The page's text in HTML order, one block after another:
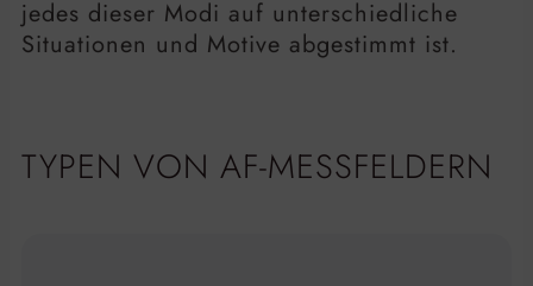
jedes dieser Modi auf unterschiedliche
Situationen und Motive abgestimmt ist.
TYPEN VON AF-MESSFELDERN